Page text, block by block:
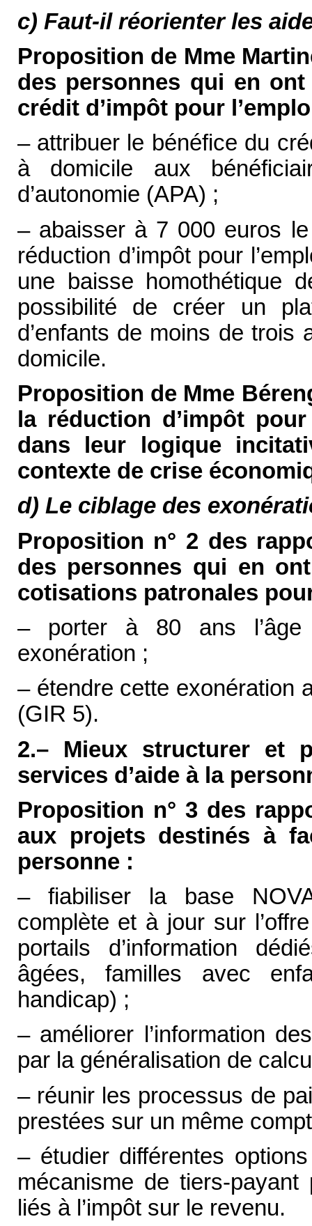
c) Faut-il réorienter les
Proposition de Mme
des personnes qui en
crédit d’impôt pour
– attribuer le bénéfice du
à domicile aux
d’autonomie (APA) ;
– abaisser à 7 000 euros
réduction d’impôt pour
une baisse homothétique
possibilité de créer un
d’enfants de moins de trois
domicile.
Proposition de Mme
la réduction d’impôt
dans leur logique
contexte de crise
d) Le ciblage des
Proposition n° 2 des
des personnes qui en
cotisations patronales
– porter à 80 ans l’âge
exonération ;
– étendre cette exonération
(GIR 5).
2.– Mieux structurer et
services d’aide à la
Proposition n° 3 des
aux projets destinés à
personne :
– fiabiliser la base
complète et à jour sur
portails d’information
âgées, familles avec
handicap) ;
– améliorer l’information
par la généralisation de
– réunir les processus de
prestées sur un même
– étudier différentes
mécanisme de tiers-
liés à l’impôt sur le revenu.